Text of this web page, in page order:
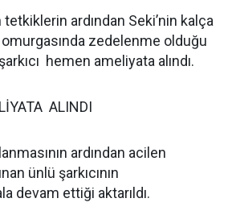
ardından Seki’nin kalça
omurgasında zedelenme olduğu
hemen ameliyata alındı.
ALINDI
ardından acilen
ünlü şarkıcının
devam ettiği aktarıldı.